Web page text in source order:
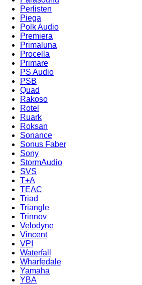
Perlisten
Piega
Polk Audio
Premiera
Primaluna
Procella
Primare
PS Audio
PSB
Quad
Rakoso
Rotel
Ruark
Roksan
Sonance
Sonus Faber
Sony
StormAudio
SVS
T+A
TEAC
Triad
Triangle
Trinnov
Velodyne
Vincent
VPI
Waterfall
Wharfedale
Yamaha
YBA